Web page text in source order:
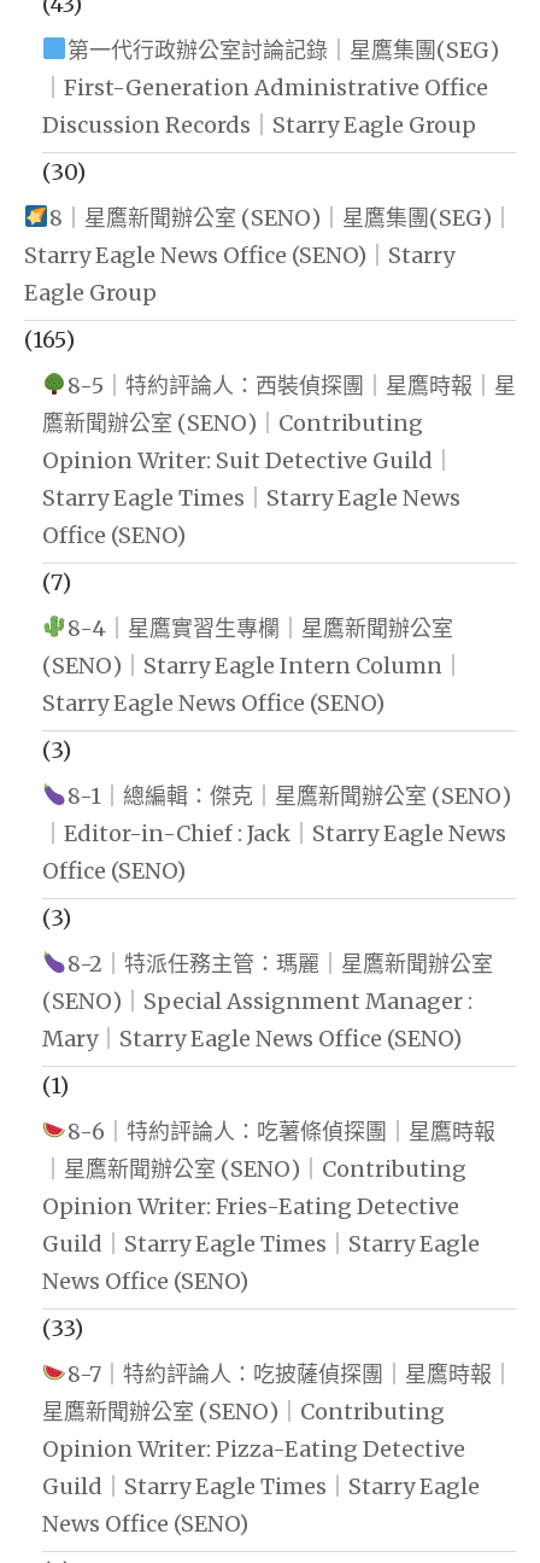
第一代行政辦公室討論記錄｜星鷹集團(SEG)
｜First-Generation Administrative Office
Discussion Records｜Starry Eagle Group
(30)
8｜星鷹新聞辦公室 (SENO)｜星鷹集團(SEG)｜
Starry Eagle News Office (SENO)｜Starry
Eagle Group
(165)
8-5｜特約評論人：西裝偵探團｜星鷹時報｜星
鷹新聞辦公室 (SENO)｜Contributing
Opinion Writer: Suit Detective Guild｜
Starry Eagle Times｜Starry Eagle News
Office (SENO)
(7)
8-4｜星鷹實習生專欄｜星鷹新聞辦公室
(SENO)｜Starry Eagle Intern Column｜
Starry Eagle News Office (SENO)
(3)
8-1｜總編輯：傑克｜星鷹新聞辦公室 (SENO)
｜Editor-in-Chief : Jack｜Starry Eagle News
Office (SENO)
(3)
8-2｜特派任務主管：瑪麗｜星鷹新聞辦公室
(SENO)｜Special Assignment Manager :
Mary｜Starry Eagle News Office (SENO)
(1)
8-6｜特約評論人：吃薯條偵探團｜星鷹時報
｜星鷹新聞辦公室 (SENO)｜Contributing
Opinion Writer: Fries-Eating Detective
Guild｜Starry Eagle Times｜Starry Eagle
News Office (SENO)
(33)
8-7｜特約評論人：吃披薩偵探團｜星鷹時報｜
星鷹新聞辦公室 (SENO)｜Contributing
Opinion Writer: Pizza-Eating Detective
Guild｜Starry Eagle Times｜Starry Eagle
News Office (SENO)